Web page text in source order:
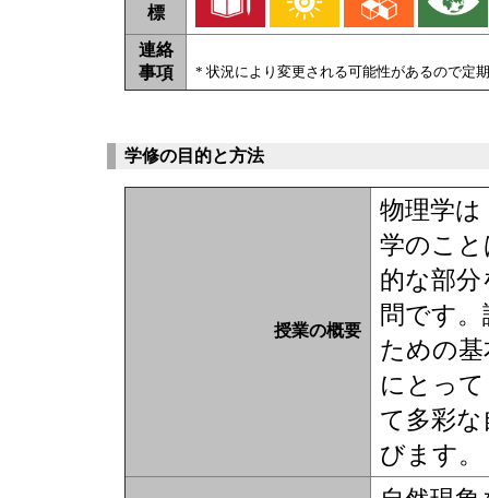
標
連絡
事項
* 状況により変更される可能性があるので定
学修の目的と方法
授業の概要
物理学
学のこ
的な部
問です
ための
にとっ
て多彩
びます。